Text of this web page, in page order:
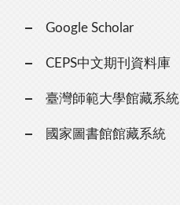
Google Scholar
CEPS中文期刊資料庫
臺灣師範大學館藏系統
國家圖書館館藏系統